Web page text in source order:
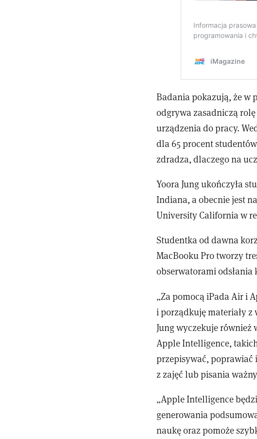
Badania pokazują, że w
odgrywa zasadniczą
urządzenia do pracy.
dla 65 procent
zdradza, dlaczego na
Yoora Jung ukończyła
Indiana, a obecnie jest
University California w
Studentka od dawna
MacBooku Pro tworzy
obserwatorami
„Za pomocą iPada Air i
i porządkuję materiały z
Jung wyczekuje
Apple Intelligence,
przepisywać, poprawiać
z zajęć lub pisania
„Apple Intelligence
generowania
naukę oraz pomoże